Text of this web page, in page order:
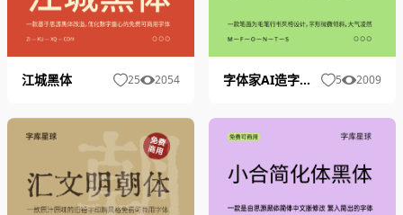
江城黑体 25 2054 字体家AI造字春江 5 2009